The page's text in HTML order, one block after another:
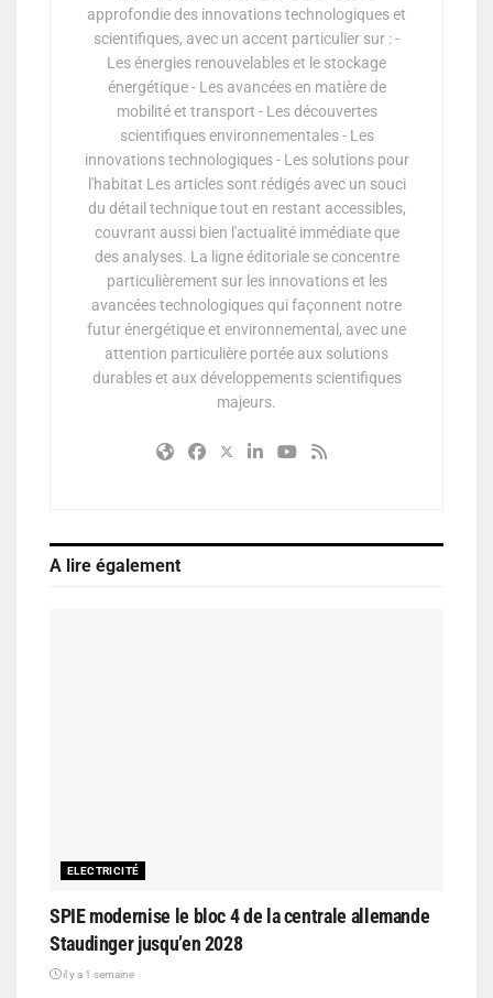
approfondie des innovations technologiques et
scientifiques, avec un accent particulier sur : -
Les énergies renouvelables et le stockage
énergétique - Les avancées en matière de
mobilité et transport - Les découvertes
scientifiques environnementales - Les
innovations technologiques - Les solutions pour
l'habitat Les articles sont rédigés avec un souci
du détail technique tout en restant accessibles,
couvrant aussi bien l'actualité immédiate que
des analyses. La ligne éditoriale se concentre
particulièrement sur les innovations et les
avancées technologiques qui façonnent notre
futur énergétique et environnemental, avec une
attention particulière portée aux solutions
durables et aux développements scientifiques
majeurs.
A lire également
ELECTRICITÉ
SPIE modernise le bloc 4 de la centrale allemande
Staudinger jusqu’en 2028
il y a 1 semaine